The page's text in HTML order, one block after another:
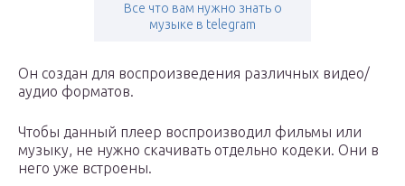
Все что вам нужно знать о
музыке в telegram
Он создан для воспроизведения различных видео/
аудио форматов.
Чтобы данный плеер воспроизводил фильмы или
музыку, не нужно скачивать отдельно кодеки. Они в
него уже встроены.